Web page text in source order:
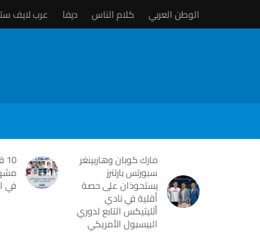
الوطن العربي كلام الناس ديفا عرب لايف
مارك كوبان وهاربينغر
سبورتس بارتنرز
يستحوذان على حصة
أقلية في نادي
أثليتيكس التابع لدوري
البيسبول الأمريكي
في